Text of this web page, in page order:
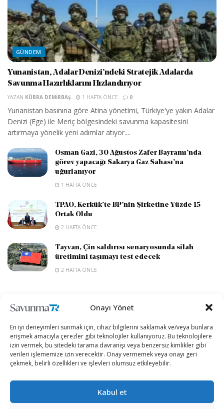
Onayı Yönet
En iyi deneyimleri sunmak için, cihaz bilgilerini saklamak ve/veya bunlara
erişmek amacıyla çerezler gibi teknolojiler kullanıyoruz. Bu teknolojilere
izin vermek, bu sitedeki tarama davranışı veya benzersiz kimlikler gibi
verileri işlememize izin verecektir. Onay vermemek veya onayı geri
çekmek, belirli özellikleri ve işlevleri olumsuz etkileyebilir.
Kabul et
GÜNDEM
Yunanistan, Adalar Denizi’ndeki Stratejik Adalarda
Savunma Hazırlıklarını Hızlandırıyor
YAZAN KÜBRA DEMIRBAŞ 1 HAFTA ÖNCE 0
Yunanistan basınına göre Atina yönetimi, Türkiye'ye yakın Adalar
Denizi (Ege) ile Meriç bölgesindeki savunma kapasitesini
artırmaya yönelik yeni adımlar atıyor....
Osman Gazi, 30 Ağustos Zafer Bayramı’nda
görev yapacağı Sakarya Gaz Sahası’na
uğurlanıyor
1 HAFTA ÖNCE
TPAO, Kerkük’te BP’nin Şirketine Yüzde 15
Ortak Oldu
2 HAFTA ÖNCE
Tayvan, Çin saldırısı senaryosunda silah
üretimini taşımayı test edecek
2 HAFTA ÖNCE